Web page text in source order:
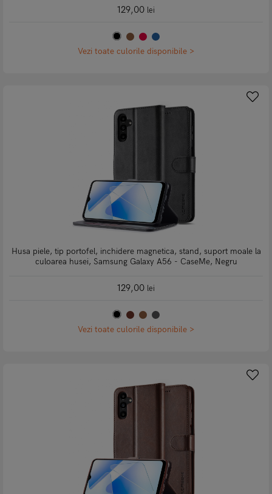
129,00 lei
Vezi toate culorile disponibile >
Husa piele, tip portofel, inchidere magnetica, stand, suport moale la
culoarea husei, Samsung Galaxy A56 - CaseMe, Negru
129,00 lei
Vezi toate culorile disponibile >